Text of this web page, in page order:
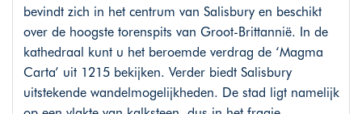
bevindt zich in het centrum van Salisbury en beschikt
over de hoogste torenspits van Groot-Brittannië. In de
kathedraal kunt u het beroemde verdrag de ‘Magma
Carta’ uit 1215 bekijken. Verder biedt Salisbury
uitstekende wandelmogelijkheden. De stad ligt namelijk